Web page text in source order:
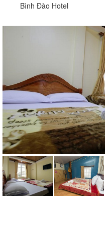
Bình Đào Hotel